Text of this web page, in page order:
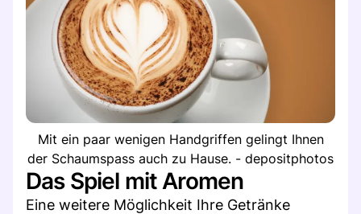
Mit ein paar wenigen Handgriffen gelingt Ihnen
der Schaumspass auch zu Hause. - depositphotos
Das Spiel mit Aromen
Eine weitere Möglichkeit Ihre Getränke